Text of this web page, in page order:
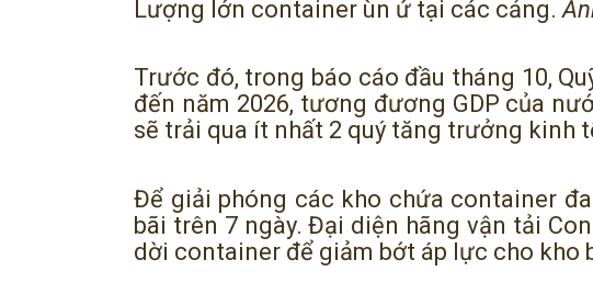
Lượng lớn container ùn ứ tại các cảng.
Trước đó, trong báo cáo đầu tháng 10,
đến năm 2026, tương đương GDP của
sẽ trải qua ít nhất 2 quý tăng trưởng kinh
Để giải phóng các kho chứa container
bãi trên 7 ngày. Đại diện hãng vận tải
dời container để giảm bớt áp lực cho kho